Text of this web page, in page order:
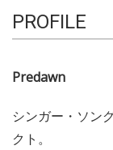
PROFILE
Predawn
シンガー・ソン
クト。